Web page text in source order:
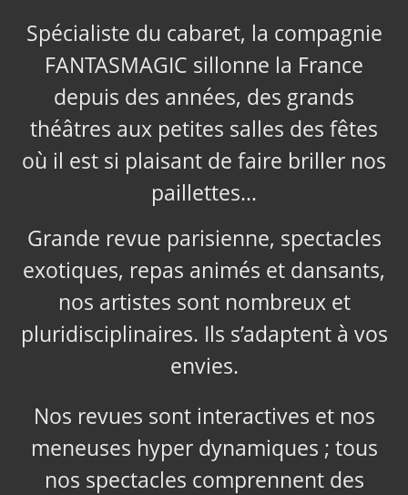
Spécialiste du cabaret, la compagnie
FANTASMAGIC sillonne la France
depuis des années, des grands
théâtres aux petites salles des fêtes
où il est si plaisant de faire briller nos
paillettes…
Grande revue parisienne, spectacles
exotiques, repas animés et dansants,
nos artistes sont nombreux et
pluridisciplinaires. Ils s’adaptent à vos
envies.
Nos revues sont interactives et nos
meneuses hyper dynamiques ; tous
nos spectacles comprennent des